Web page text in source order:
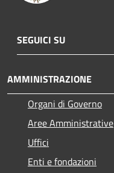
SEGUICI SU
AMMINISTRAZIONE
Organi di Governo
Aree Amministrative
Uffici
Enti e fondazioni